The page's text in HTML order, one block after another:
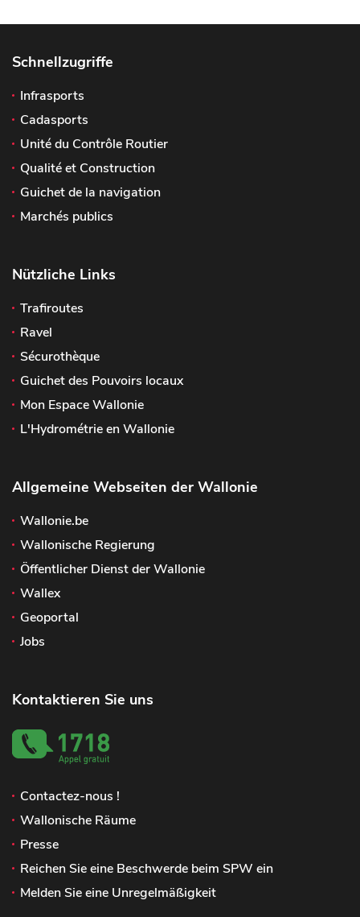
Schnellzugriffe
Infrasports
Cadasports
Unité du Contrôle Routier
Qualité et Construction
Guichet de la navigation
Marchés publics
Nützliche Links
Trafiroutes
Ravel
Sécurothèque
Guichet des Pouvoirs locaux
Mon Espace Wallonie
L'Hydrométrie en Wallonie
Allgemeine Webseiten der Wallonie
Wallonie.be
Wallonische Regierung
Öffentlicher Dienst der Wallonie
Wallex
Geoportal
Jobs
Kontaktieren Sie uns
Contactez-nous !
Wallonische Räume
Presse
Reichen Sie eine Beschwerde beim SPW ein
Melden Sie eine Unregelmäßigkeit